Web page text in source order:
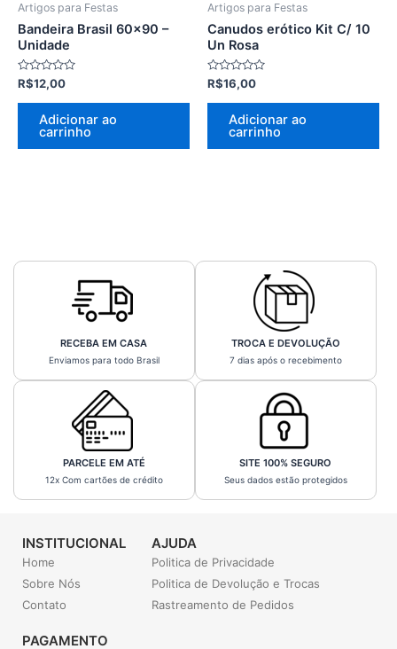
Artigos para Festas
Bandeira Brasil 60×90 –
Unidade
Avaliação
0
de
R$12,00
Adicionar ao
carrinho
Artigos para Festas
Canudos erótico Kit C/ 10
Un Rosa
Avaliação
0
de
R$16,00
Adicionar ao
carrinho
RECEBA EM CASA
Enviamos para todo Brasil
TROCA E DEVOLUÇÃO
7 dias após o recebimento
PARCELE EM ATÉ
12x Com cartões de crédito
SITE 100% SEGURO
Seus dados estão protegidos
INSTITUCIONAL
Home
Sobre Nós
Contato
AJUDA
Politica de Privacidade
Politica de Devolução e Trocas
Rastreamento de Pedidos
PAGAMENTO